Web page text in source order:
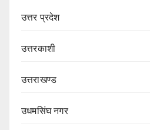
उत्तर प्रदेश
उत्तरकाशी
उत्तराखण्ड
उधमसिंघ नगर